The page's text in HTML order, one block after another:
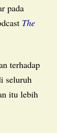
The
seluruh
itu lebih